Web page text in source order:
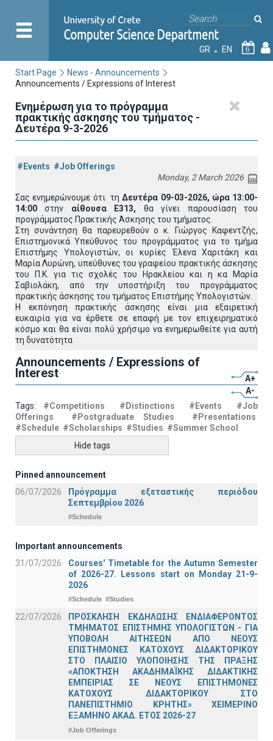
GR EN 6
Start Page
News - Announcements
Announcements / Expressions of Interest
Ενημέρωση για το πρόγραμμα
πρακτικής άσκησης του τμήματος -
Δευτέρα 9-3-2026
#Events #Job Offerings
Monday, 2 March 2026
Σας ενημερώνουμε ότι τη Δευτέρα 09-03-2026, ώρα 13:00-
14:00στην αίθουσα Ε313, θα γίνει παρουσίαση του
προγράμματος Πρακτικής Άσκησης του τμήματος.
Στη συνάντηση θα παρευρεθούν ο κ. Γιώργος Καφεντζής,
Επιστημονικά Υπεύθυνος του προγράμματος για το τμήμα
Επιστήμης Υπολογιστών, οι κυρίες Έλενα Χαριτάκη και
Μαρία Λυρώνη, υπεύθυνες του γραφείου πρακτικής άσκησης
του Π.Κ. για τις σχολές του Ηρακλείου και η κα Μαρία
Σαβιολάκη, από την υποστήριξη του προγράμματος
πρακτικής άσκησης του τμήματος Επιστήμης Υπολογιστών.
Η εκπόνηση πρακτικής άσκησης είναι μια εξαιρετική
ευκαιρία για να έρθετε σε επαφή με τον επιχειρηματικό
κόσμο και θα είναι πολύ χρήσιμο να ενημερωθείτε για αυτή
τη δυνατότητα
Announcements / Expressions of
Interest
A+
A-
Tags: #Competitions #Distinctions #Events
#Job
Offerings
#Postgraduate Studies
#Presentations
#Schedule #Scholarships #Studies #Summer School
Hide tags
Pinned announcement
06/07/2026
Πρόγραμμα εξεταστικής περιόδου
Σεπτεμβρίου 2026
#Schedule
Important announcements
31/07/2026
Courses' Timetable for the Autumn Semester
of 2026-27. Lessons start on Monday 21-9-
2026
#Schedule #Studies
22/07/2026
ΠΡΟΣΚΛΗΣΗ ΕΚΔΗΛΩΣΗΣ ΕΝΔΙΑΦΕΡΟΝΤΟΣ
ΤΜΗΜΑΤΟΣ ΕΠΙΣΤΗΜΗΣ ΥΠΟΛΟΓΙΣΤΩΝ - ΓΙΑ
ΥΠΟΒΟΛΗ ΑΙΤΗΣΕΩΝ ΑΠΟ ΝΕΟΥΣ
ΕΠΙΣΤΗΜΟΝΕΣ ΚΑΤΟΧΟΥΣ ΔΙΔΑΚΤΟΡΙΚΟΥ
ΣΤΟ ΠΛΑΙΣΙΟ ΥΛΟΠΟΙΗΣΗΣ ΤΗΣ ΠΡΑΞΗΣ
«ΑΠΟΚΤΗΣΗ ΑΚΑΔΗΜΑΪΚΗΣ ΔΙΔΑΚΤΙΚΗΣ
ΕΜΠΕΙΡΙΑΣ ΣΕ ΝΕΟΥΣ ΕΠΙΣΤΗΜΟΝΕΣ
ΚΑΤΟΧΟΥΣ ΔΙΔΑΚΤΟΡΙΚΟΥ ΣΤΟ
ΠΑΝΕΠΙΣΤΗΜΙΟ ΚΡΗΤΗΣ» ΧΕΙΜΕΡΙΝΟ
ΕΞΑΜΗΝΟ ΑΚΑΔ. ΕΤΟΣ 2026-27
#Job Offerings